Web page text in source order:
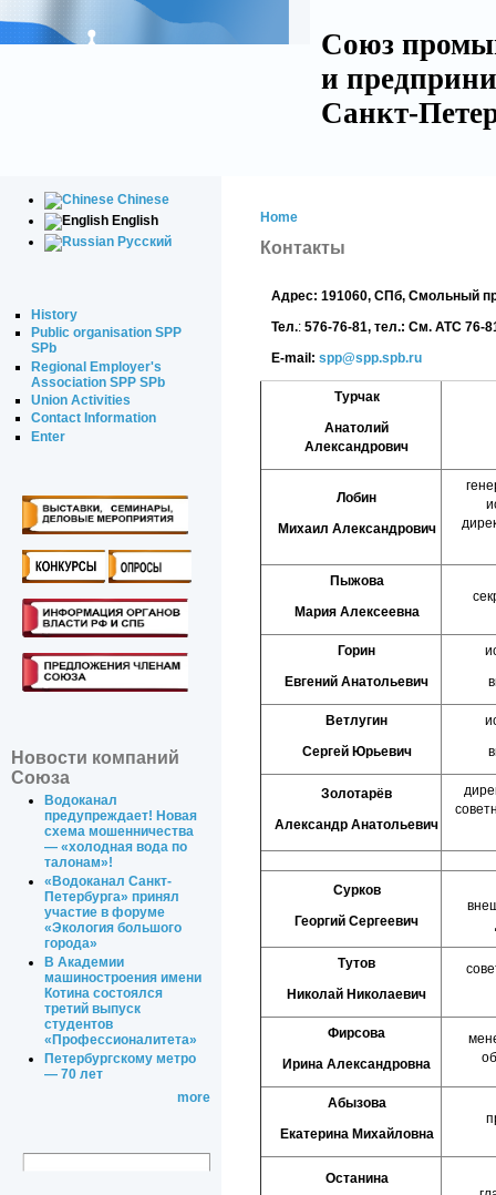
Союз
и
Санкт-
Chinese
English
Русский
History
Public organisation SPP
SPb
Regional Employer's
Association SPP SPb
Union Activities
Contact Information
Enter
Новости компаний
Союза
Водоканал
предупреждает! Новая
схема мошенничества
— «холодная вода по
талонам»!
«Водоканал Санкт-
Петербурга» принял
участие в форуме
«Экология большого
города»
В Академии
машиностроения имени
Котина состоялся
третий выпуск
студентов
«Профессионалитета»
Петербургскому метро
— 70 лет
more
Home
Контакты
Адрес: 191060, СПб, Смольный
Тел.: 576-76-81, тел.: См. АТС 76-
E-mail: spp@spp.spb.ru
Турчак
Анатолий
Александрович
Лобин
Михаил Александрович
Пыжова
Мария Алексеевна
Горин
Евгений Анатольевич
Ветлугин
Сергей Юрьевич
Золотарёв
Александр Анатольевич
Сурков
Георгий Сергеевич
Тутов
Николай Николаевич
Фирсова
Ирина Александровна
Абызова
Екатерина Михайловна
Останина